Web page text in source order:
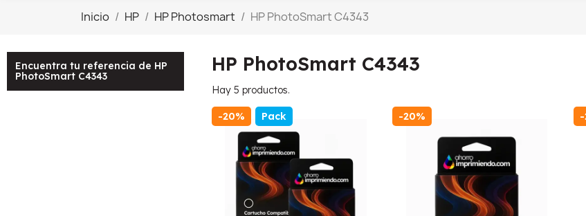
Inicio HP HP Photosmart HP PhotoSmart C4343
Encuentra tu referencia de HP
PhotoSmart C4343
HP PhotoSmart C4343
Hay 5 productos.
-20% Pack -20%